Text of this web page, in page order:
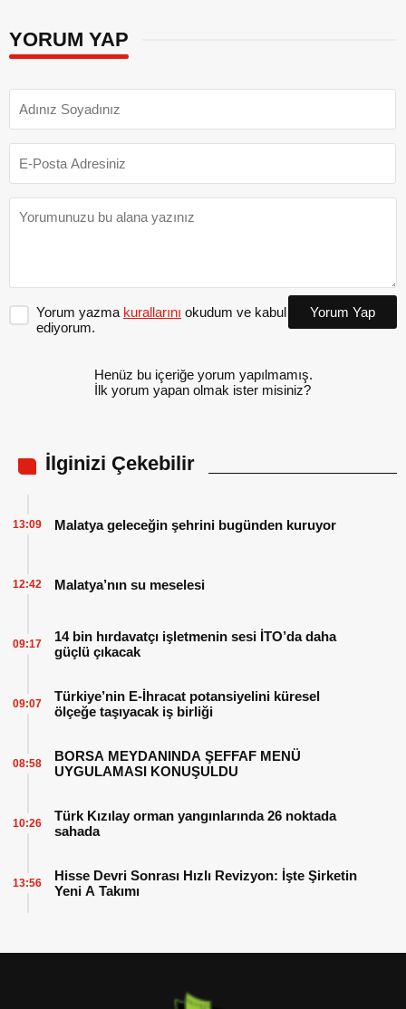
YORUM YAP
Yorum yazma kurallarını okudum ve kabul
ediyorum.
Yorum Yap
Henüz bu içeriğe yorum yapılmamış.
İlk yorum yapan olmak ister misiniz?
İlginizi Çekebilir
Malatya geleceğin şehrini bugünden kuruyor
13:09
Malatya’nın su meselesi
12:42
14 bin hırdavatçı işletmenin sesi İTO’da daha
güçlü çıkacak
09:17
Türkiye’nin E-İhracat potansiyelini küresel
ölçeğe taşıyacak iş birliği
09:07
BORSA MEYDANINDA ŞEFFAF MENÜ
UYGULAMASI KONUŞULDU
08:58
Türk Kızılay orman yangınlarında 26 noktada
sahada
10:26
Hisse Devri Sonrası Hızlı Revizyon: İşte Şirketin
Yeni A Takımı
13:56